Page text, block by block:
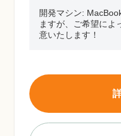
開発マシン:
ますが、ご希望によ
意いたします！